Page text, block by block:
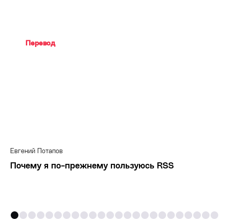
Перевод
Евгений Потапов
Почему я по-прежнему пользуюсь RSS